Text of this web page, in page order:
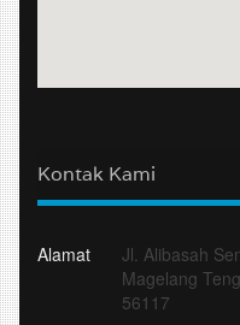
Kontak Kami
Alamat
Jl. Alibasah
Magelang
56117